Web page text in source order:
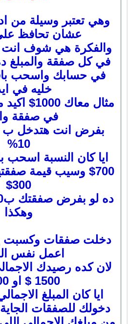
وهي تعتبر وسيلة من
عشان تحافظ
والفكرة هي شوف انت
في كل صفقة والمبلغ
في حسابك واسحب
خليه في
مثال معاك
في صفقة
10%
ايا كان النسبة
700$ وسيب قيمة
300$
وهكذا
دخلت صفقات وكسبت
اعمل نفس
لان كده رصيدك
1500 $ او 2000$
ايا كان المبلغ
دخولك للصفقات